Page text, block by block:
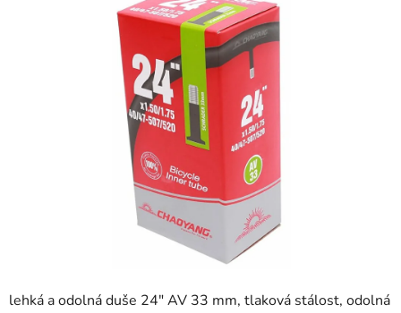
lehká a odolná duše 24" AV 33 mm, tlaková stálost, odolná